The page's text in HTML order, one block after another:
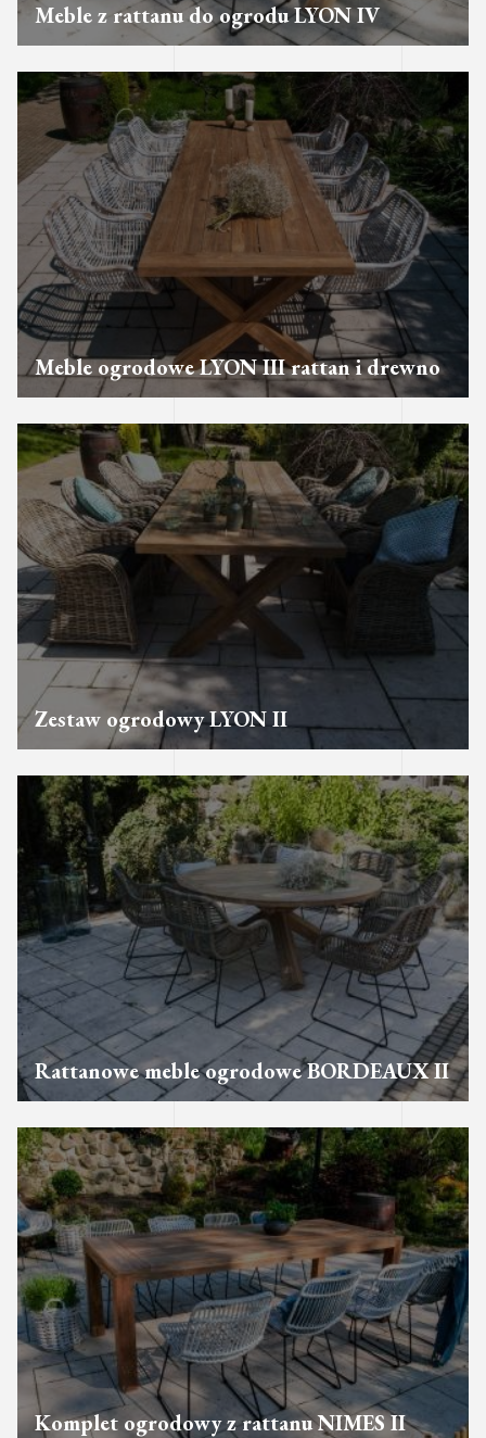
Meble z rattanu do ogrodu LYON IV
Meble ogrodowe LYON III rattan i drewno
Zestaw ogrodowy LYON II
Rattanowe meble ogrodowe BORDEAUX II
Komplet ogrodowy z rattanu NIMES II